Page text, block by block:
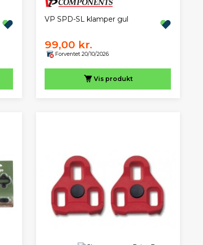
VP SPD-SL klamper gul
99,00 kr.
Forventet 20/10/2026
Vis produkt